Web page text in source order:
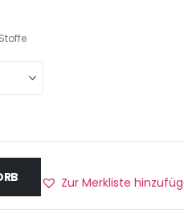
Stoffe
Zur Merkliste